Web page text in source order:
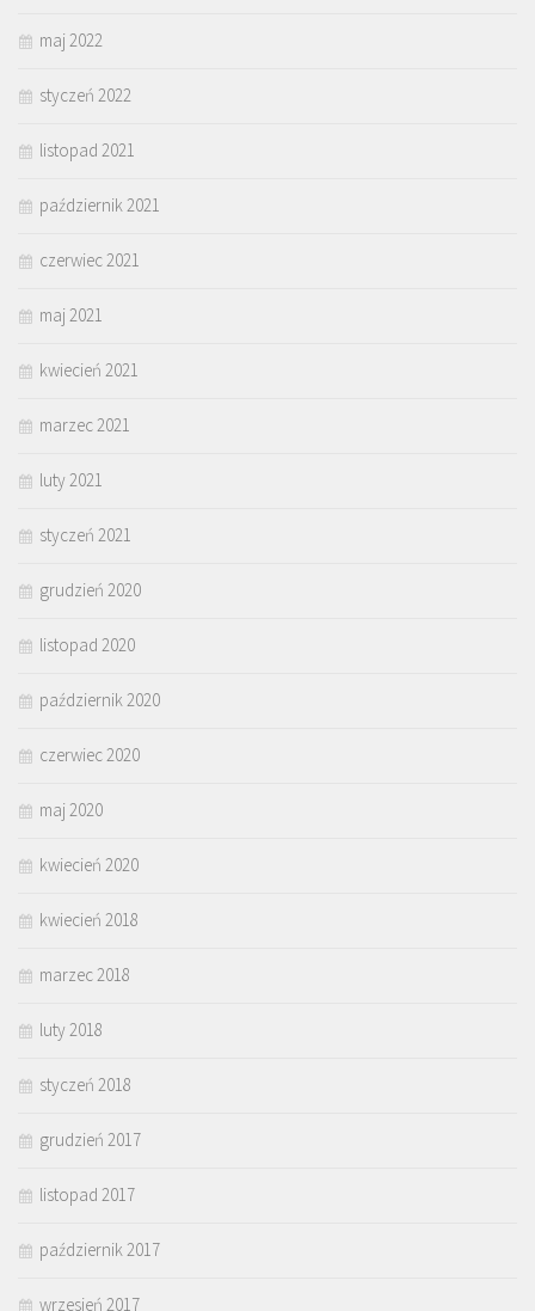
maj 2022
styczeń 2022
listopad 2021
październik 2021
czerwiec 2021
maj 2021
kwiecień 2021
marzec 2021
luty 2021
styczeń 2021
grudzień 2020
listopad 2020
październik 2020
czerwiec 2020
maj 2020
kwiecień 2020
kwiecień 2018
marzec 2018
luty 2018
styczeń 2018
grudzień 2017
listopad 2017
październik 2017
wrzesień 2017